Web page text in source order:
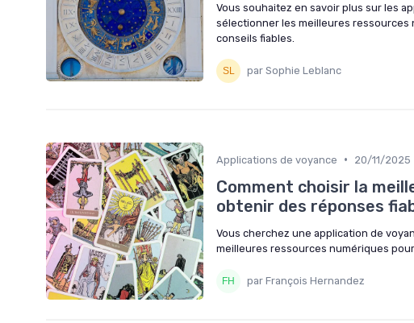
Vous souhaitez en savoir plus sur les
sélectionner les meilleures
conseils fiables.
par Sophie Leblanc
Applications de voyance • 20/11/2025
Comment choisir la
obtenir des réponses
Vous cherchez une application de
meilleures ressources numériques
par François Hernandez